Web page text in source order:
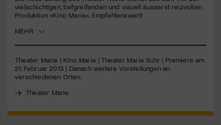
seconds
vielschichtigen, tiefgreifenden und visuell äusserst reizvollen
Produktion «Kino Marie». Empfehlenswert!
MEHR
Theater Marie | Kino Marie | Theater Marie Suhr | Premiere am
21. Februar 2013 | Danach weitere Vorstellungen an
verschiedenen Orten.
Theater Marie